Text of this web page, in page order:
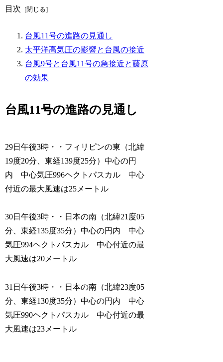
目次
台風11号の進路の見通し
太平洋高気圧の影響と台風の接近
台風9号と台風11号の急接近と藤原
の効果
台風11号の進路の見通し
29日午後3時・・フィリピンの東（北緯
19度20分、東経139度25分）中心の円
内 中心気圧996ヘクトパスカル 中心
付近の最大風速は25メートル
30日午後3時・・日本の南（北緯21度05
分、東経135度35分）中心の円内 中心
気圧994ヘクトパスカル 中心付近の最
大風速は20メートル
31日午後3時・・日本の南（北緯23度05
分、東経130度35分）中心の円内 中心
気圧990ヘクトパスカル 中心付近の最
大風速は23メートル